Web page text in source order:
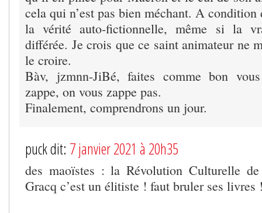
cela qui n’est pas bien méchant. A condition
la vérité auto-fictionnelle, même si la
différée. Je crois que ce saint animateur ne
le croire.
Bàv, jzmnn-JiBé, faites comme bon
zappe, on vous zappe pas.
Finalement, comprendrons un jour.
puck dit: 7 janvier 2021 à 20h35
des maoïstes : la Révolution Culturelle
Gracq c’est un élitiste ! faut bruler ses livres